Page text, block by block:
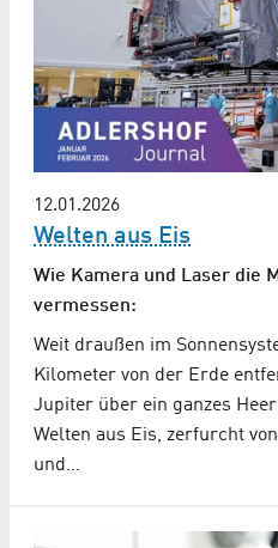
12.01.2026
Welten aus Eis
Wie Kamera und Laser die
vermessen:
Weit draußen im
Kilometer von der Erde
Jupiter über ein ganzes
Welten aus Eis, zerfurcht
und…